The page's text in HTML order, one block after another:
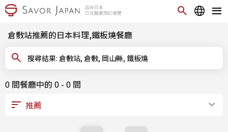
倉敷站推薦的日本料理,鐵板燒餐廳
搜尋結果: 倉敷站, 倉敷, 岡山縣, 鐵板燒
0 間餐廳中的 0 - 0 間